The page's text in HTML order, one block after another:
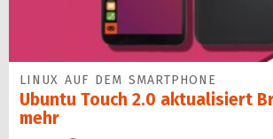
LINUX AUF DEM SMARTPHONE
Ubuntu Touch 2.0 aktualisiert
mehr